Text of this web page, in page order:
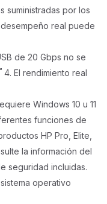
suministradas por los
real puede
de 20 Gbps no se
4. El rendimiento real
Windows 10 u 11
funciones de
HP Pro, Elite,
la información del
seguridad incluidas.
operativo